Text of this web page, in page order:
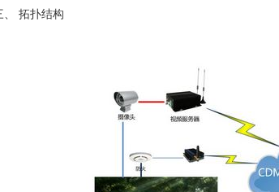
、 拓扑结构